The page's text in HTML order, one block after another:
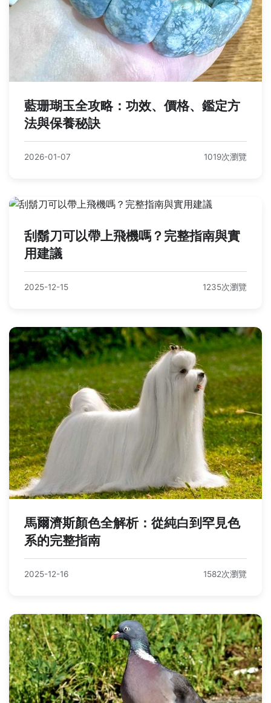
藍珊瑚玉全攻略：功效、價格、鑑定方
法與保養秘訣
2026-01-07 1019次瀏覽
刮鬍刀可以帶上飛機嗎？完整指南與實
用建議
2025-12-15 1235次瀏覽
馬爾濟斯顏色全解析：從純白到罕見色
系的完整指南
2025-12-16 1582次瀏覽